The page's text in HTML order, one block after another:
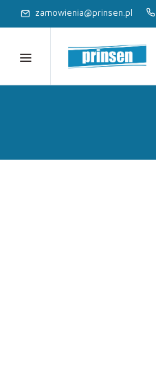
zamowienia@prinsen.pl